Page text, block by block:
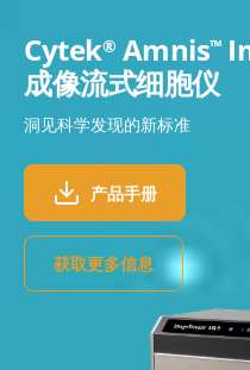
Cytek® Amnis™
成像流式细胞仪
洞见科学发现的新标准
产品手册
获取更多信息